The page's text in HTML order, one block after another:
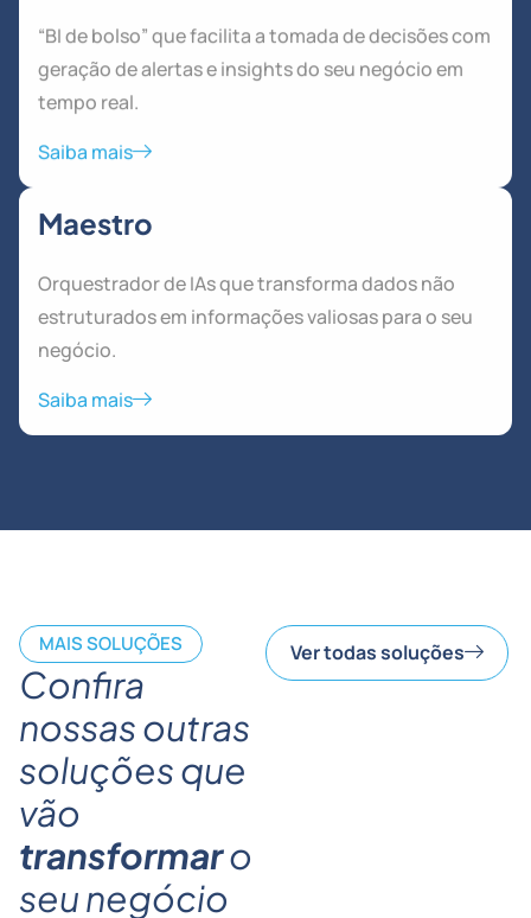
“BI de bolso” que facilita a tomada de decisões com
geração de alertas e insights do seu negócio em
tempo real.
Saiba mais
Maestro
Orquestrador de IAs que transforma dados não
estruturados em informações valiosas para o seu
negócio.
Saiba mais
MAIS SOLUÇÕES
Confira
nossas outras
soluções que
vão
transformaro
seu negócio
Ver todas soluções